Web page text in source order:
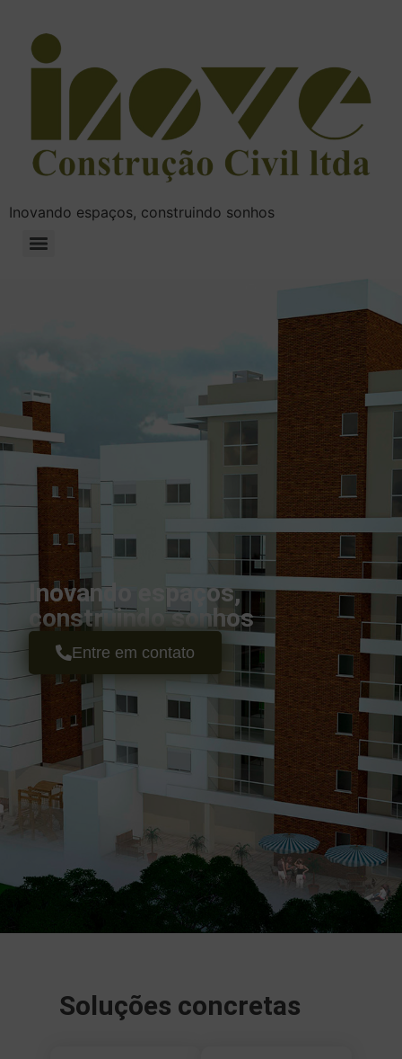
Inovando espaços, construindo sonhos
Inovando espaços,
construindo sonhos
Entre em contato
Soluções concretas